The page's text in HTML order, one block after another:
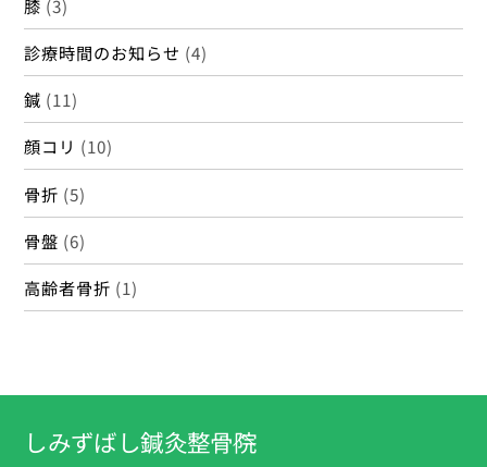
膝 (3)
診療時間のお知らせ (4)
鍼 (11)
顔コリ (10)
骨折 (5)
骨盤 (6)
高齢者骨折 (1)
Back
しみずばし鍼灸整骨院